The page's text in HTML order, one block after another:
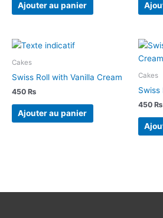
Ajouter au panier
Cakes
Swiss Roll with Vanilla Cream
450 ₨
Ajouter au panier
Cakes
Swiss
450 ₨